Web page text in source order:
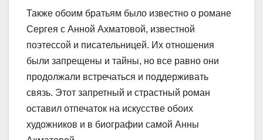
Также обоим братьям было известно о романе
Сергея с Анной Ахматовой, известной
поэтессой и писательницей. Их отношения
были запрещены и тайны, но все равно они
продолжали встречаться и поддерживать
связь. Этот запретный и страстный роман
оставил отпечаток на искусстве обоих
художников и в биографии самой Анны